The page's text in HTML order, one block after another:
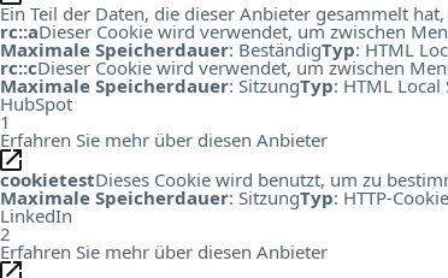
Ein Teil der Daten, die dieser Anbieter gesammelt
rc::aDieser Cookie wird verwendet, um zwischen
Maximale Speicherdauer: BeständigTyp: HTML
rc::cDieser Cookie wird verwendet, um zwischen
Maximale Speicherdauer: SitzungTyp: HTML Local
HubSpot
1
Erfahren Sie mehr über diesen Anbieter
cookietestDieses Cookie wird benutzt, um zu
Maximale Speicherdauer: SitzungTyp: HTTP-Cookie
LinkedIn
2
Erfahren Sie mehr über diesen Anbieter